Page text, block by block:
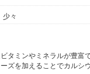
少々
タミンやミネラルが豊富
ズを加えることでカルシ